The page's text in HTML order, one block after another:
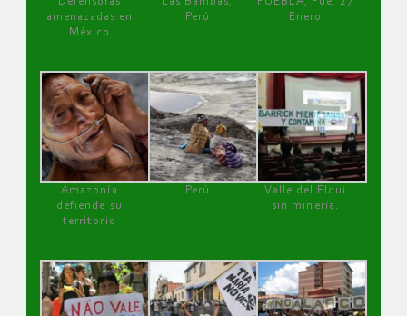
amenazadas en
México
Perú
Enero
Amazonía
defiende su
territorio
Perú
Valle del Elqui
sin minería.